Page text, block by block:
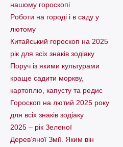
нашому гороскопі
Pоботи на городі і в саду у
лютому
Китайський гороскоп на 2025
рік для всіх знаків зодіаку
Поруч із якими культурами
краще садити моркву,
картоплю, капусту та редис
Гороскоп на лютий 2025 року
для всіх знаків зодіаку
2025 – рік Зеленої
Дерев’яної Змії. Яким він